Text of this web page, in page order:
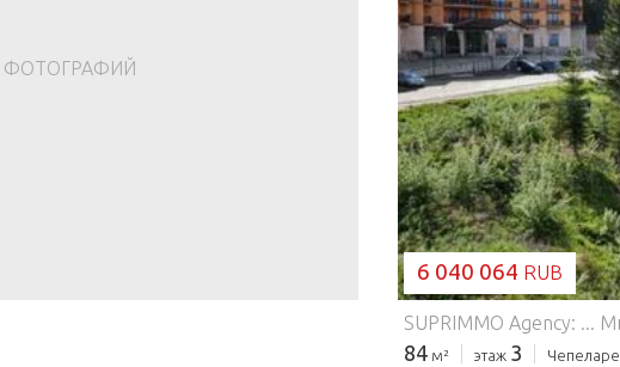
ФОТОГРАФИЙ
6 040 064 RUB
84м² этаж 3 Чепеларе